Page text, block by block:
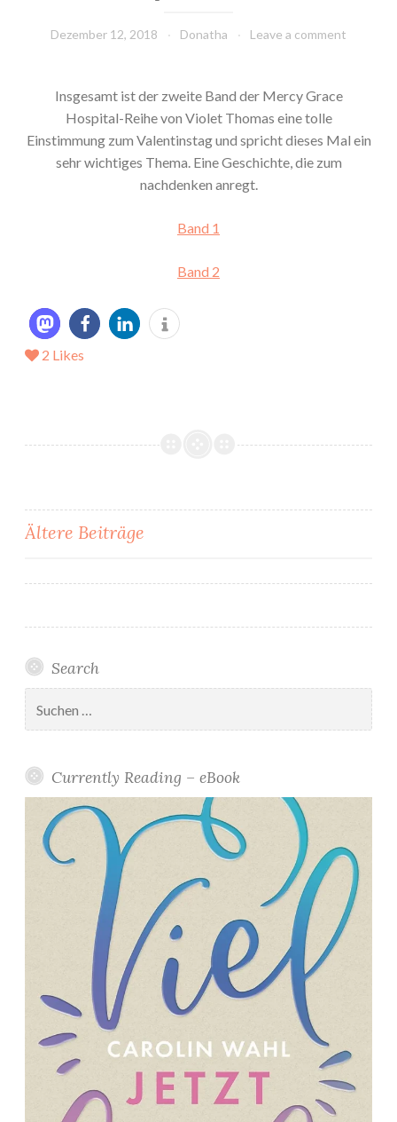
Dezember 12, 2018 Donatha Leave a comment
Insgesamt ist der zweite Band der Mercy Grace
Hospital-Reihe von Violet Thomas eine tolle
Einstimmung zum Valentinstag und spricht dieses Mal ein
sehr wichtiges Thema. Eine Geschichte, die zum
nachdenken anregt.
Band 1
Band 2
2 Likes
Beitragsnavigation
Ältere Beiträge
Search
nach:
Currently Reading – eBook